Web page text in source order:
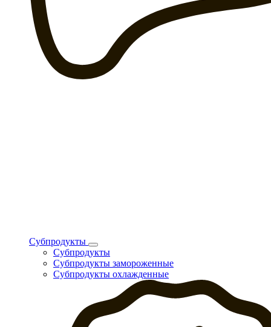
Субпродукты
Субпродукты
Субпродукты замороженные
Субпродукты охлажденные